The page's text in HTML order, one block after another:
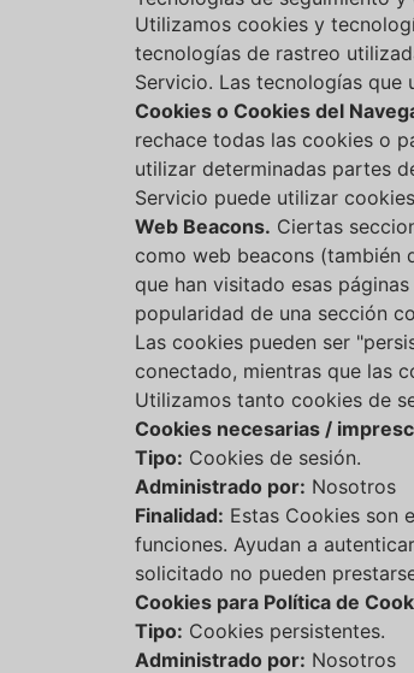
Utilizamos cookies y
tecnologías de rastreo
Servicio. Las tecnologías que
Cookies o Cookies del
rechace todas las cookies o
utilizar determinadas partes
Servicio puede utilizar
Web Beacons. Ciertas
como web beacons (también
que han visitado esas
popularidad de una sección
Las cookies pueden ser
conectado, mientras que las
Utilizamos tanto cookies de
Cookies necesarias /
Tipo: Cookies de sesión.
Administrado por: Nosotros
Finalidad: Estas Cookies son
funciones. Ayudan a
solicitado no pueden
Cookies para Política de
Tipo: Cookies persistentes.
Administrado por: Nosotros